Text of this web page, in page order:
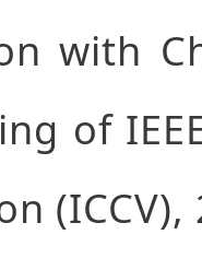
with
of
(ICCV),